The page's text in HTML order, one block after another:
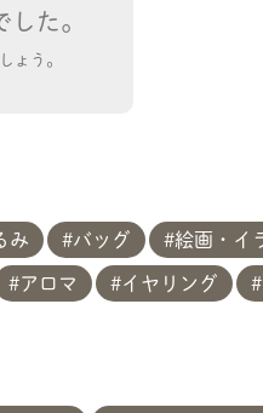
た。
ょう。
み バッグ 絵画・イ
アロマ イヤリング